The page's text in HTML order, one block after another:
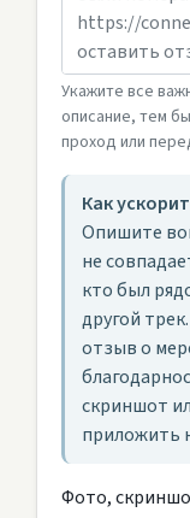
Укажите все
описание, тем
проход или
Как
Опишите
не
кто был
другой
отзыв о
скриншот
приложить
Фото,